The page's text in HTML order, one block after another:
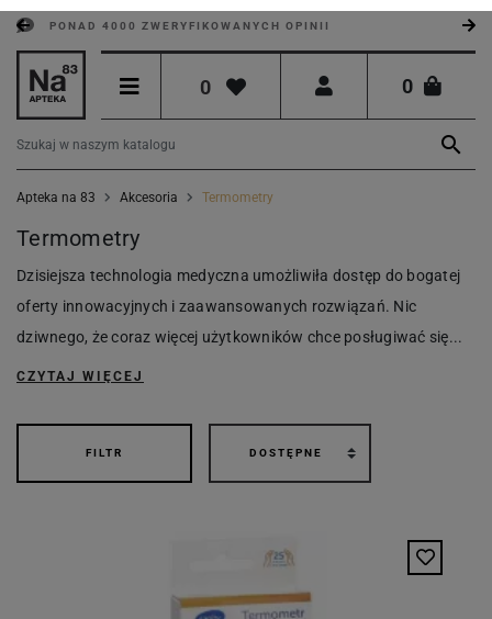
PONAD 4000 ZWERYFIKOWANYCH OPINII
0 0

Apteka na 83 Akcesoria Termometry
Termometry
Dzisiejsza technologia medyczna umożliwiła dostęp do bogatej
oferty innowacyjnych i zaawansowanych rozwiązań. Nic
dziwnego, że coraz więcej użytkowników chce posługiwać się...
CZYTAJ WIĘCEJ
FILTR